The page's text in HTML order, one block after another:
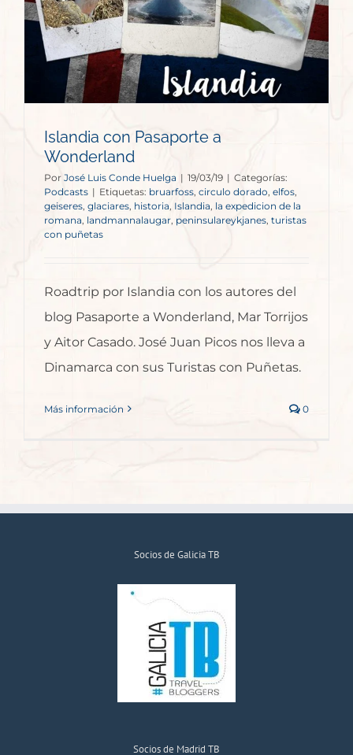
Islandia con Pasaporte a
Wonderland
Por José Luis Conde Huelga | 19/03/19 | Categorías:
Podcasts | Etiquetas: bruarfoss circulo dorado, elfos,
geiseres glaciares, historia, Islandia, la expedicion de la
romana landmannalaugar, peninsulareykjanes turistas
con puñetas
Roadtrip por Islandia con los autores del
blog Pasaporte a Wonderland, Mar Torrijos
y Aitor Casado. José Juan Picos nos lleva a
Dinamarca con sus Turistas con Puñetas.
Más información 0
Socios de Galicia TB
Socios de Madrid TB